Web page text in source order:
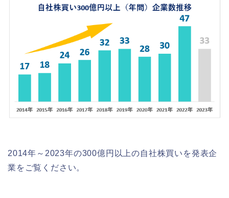
2014年～2023年の300億円以上の自社株買いを発表企
業をご覧ください。